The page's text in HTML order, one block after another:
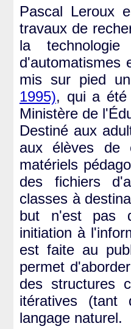
Pascal Leroux
travaux de
la
d'automatismes
mis sur pied
1995), qui a été
Ministère de
Destiné aux
aux élèves de
matériels
des fichiers
classes à
but n'est pas
initiation à
est faite au
permet
des structures
itératives (tant
langage naturel.